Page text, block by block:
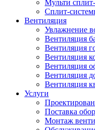
Мульти
Сплит-
Вентиляция
Увлажнение
Вентиляция
Вентиляция
Вентиляция
Вентиляция
Вентиляция
Вентиляция
Услуги
Поставка
Монтаж